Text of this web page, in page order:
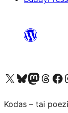
Visit our X (formerly Twitter) account
Apsilankykite mūsų Bluesky
Visit our Mastodon
ApsilankykiteVisit our
Kodas – tai